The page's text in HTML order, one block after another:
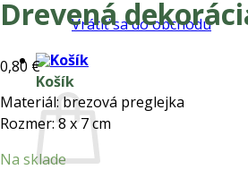
Vrátiť sa do obchodu
Košík
Drevená
0,80 €
Materiál: brezová preglejka
Rozmer: 8 x 7 cm
Na sklade